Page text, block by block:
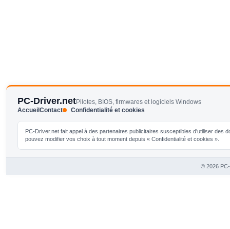
PC-Driver.netPilotes, BIOS, firmwares et logiciels Windows
AccueilContact Confidentialité et cookies
PC-Driver.net fait appel à des partenaires publicitaires susceptibles d'utiliser
pouvez modifier vos choix à tout moment depuis « Confidentialité et cookies ».
© 2026